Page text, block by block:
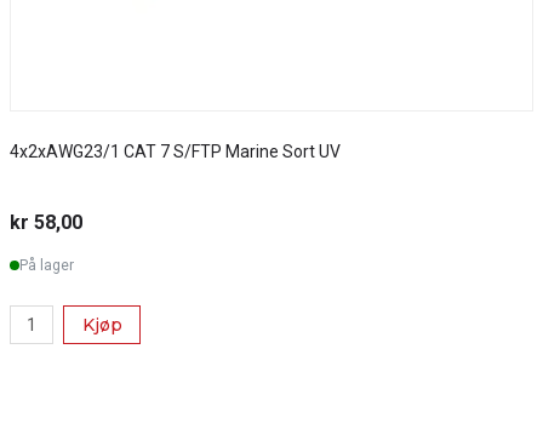
4x2xAWG23/1 CAT 7 S/FTP Marine Sort UV
kr 58,00
På lager
Kjøp